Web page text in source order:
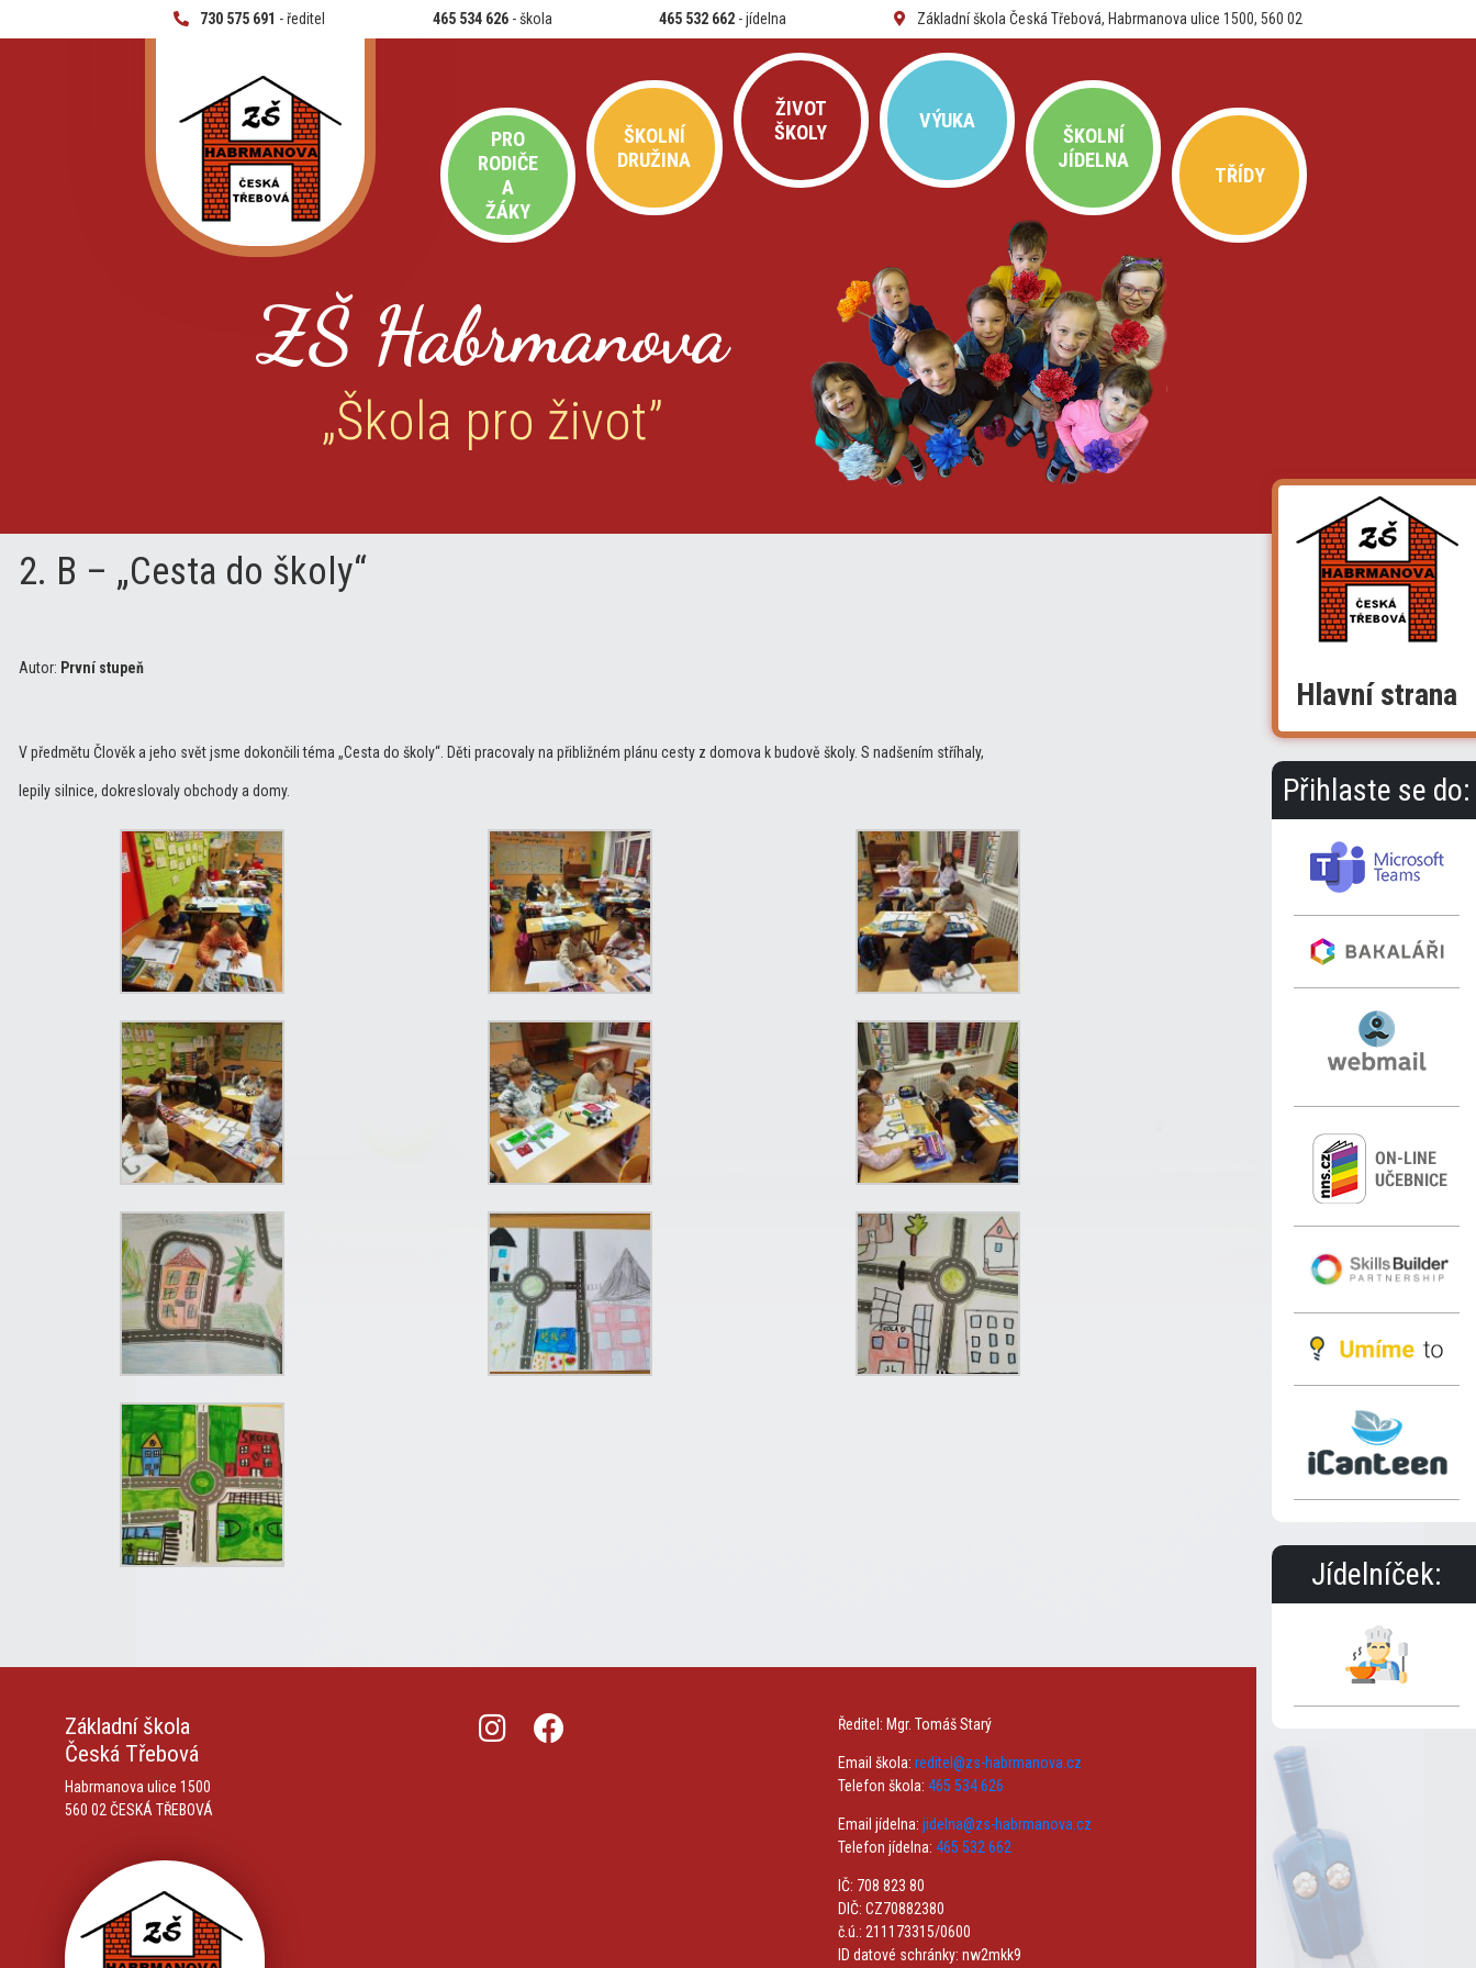
730 575 691 - ředitel 465 534 626- škola 465 532 662 - jídelna Základní škola Česká Třebová, Habrmanova ulice 1500, 560 02
PRO
RODIČE
A
ŽÁKY
ŠKOLNÍ
DRUŽINA
ŽIVOT
ŠKOLY
VÝUKA
ŠKOLNÍ
JÍDELNA
TŘÍDY
ZŠ Habrmanova
„Škola pro život”
Hlavní strana
Přihlaste se do:
Jídelníček:
2. B – „Cesta do školy“
Autor: První stupeň
V předmětu Člověk a jeho svět jsme dokončili téma „Cesta do školy“. Děti pracovaly na přibližném plánu cesty z domova k budově školy. S nadšením stříhaly,
lepily silnice, dokreslovaly obchody a domy.
Základní škola
Česká Třebová
Habrmanova ulice 1500
560 02 ČESKÁ TŘEBOVÁ
Ředitel: Mgr. Tomáš Starý
Email škola: reditel@zs-habrmanova.cz
Telefon škola: 465 534 626
Email jídelna: jidelna@zs-habrmanova.cz
Telefon jídelna: 465 532 662
IČ: 708 823 80
DIČ: CZ70882380
č.ú.: 211173315/0600
ID datové schránky: nw2mkk9